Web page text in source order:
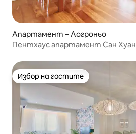
Апартамент – Логроньо
Пентхаус апартамент Сан Хуан
Избор на гостите
Избор на гостите